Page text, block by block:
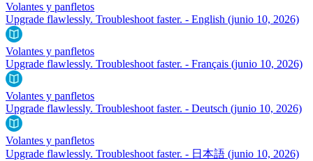
Volantes y panfletos
Upgrade flawlessly. Troubleshoot faster. - English (junio 10, 2026)
Volantes y panfletos
Upgrade flawlessly. Troubleshoot faster. - Français (junio 10, 2026)
Volantes y panfletos
Upgrade flawlessly. Troubleshoot faster. - Deutsch (junio 10, 2026)
Volantes y panfletos
Upgrade flawlessly. Troubleshoot faster. - 日本語 (junio 10, 2026)